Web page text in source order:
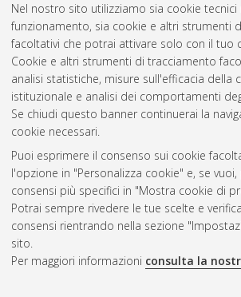
Nel nostro sito utilizziamo sia cookie tecnici
funzionamento, sia cookie e altri strumenti
facoltativi che potrai attivare solo con il tuo
Cookie e altri strumenti di tracciamento
analisi statistiche, misure sull'efficacia della
istituzionale e analisi dei comportamenti
Se chiudi questo banner continuerai la
cookie necessari.
Puoi esprimere il consenso sui cookie
l'opzione in "Personalizza cookie" e, se
consensi più specifici in "Mostra cookie di
Potrai sempre rivedere le tue scelte e
consensi rientrando nella sezione
sito.
Per maggiori informazioni consulta la
2017(2)
2016(2)
2015 (4)
2014(1)
2013(5)
2012(1)
Atom
Rss 1.0
Rss 2.0
AMS Laurea